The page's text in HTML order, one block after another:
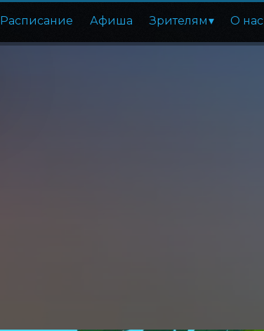
Расписание Афиша Зрителям О нас